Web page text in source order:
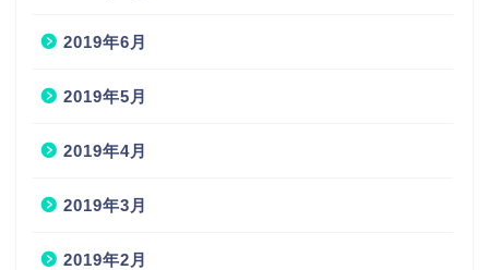
2019年6月
2019年5月
2019年4月
2019年3月
2019年2月